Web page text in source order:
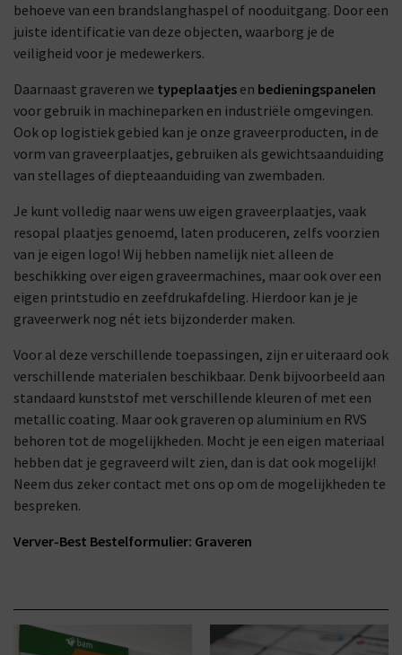
behoeve van een brandslanghaspel of nooduitgang. Door een
juiste identificatie van deze objecten, waarborg je de
veiligheid voor je medewerkers.
Daarnaast graveren we typeplaatjes en bedieningspanelen
voor gebruik in machineparken en industriële omgevingen.
Ook op logistiek gebied kan je onze graveerproducten, in de
vorm van graveerplaatjes, gebruiken als gewichtsaanduiding
van stellages of diepteaanduiding van zwembaden.
Je kunt volledig naar wens uw eigen graveerplaatjes, vaak
resopal plaatjes genoemd, laten produceren, zelfs voorzien
van je eigen logo! Wij hebben namelijk niet alleen de
beschikking over eigen graveermachines, maar ook over een
eigen printstudio en zeefdrukafdeling. Hierdoor kan je je
graveerwerk nog nét iets bijzonderder maken.
Voor al deze verschillende toepassingen, zijn er uiteraard ook
verschillende materialen beschikbaar. Denk bijvoorbeeld aan
standaard kunststof met verschillende kleuren of met een
metallic coating. Maar ook graveren op aluminium en RVS
behoren tot de mogelijkheden. Mocht je een eigen materiaal
hebben dat je gegraveerd wilt zien, dan is dat ook mogelijk!
Neem dus zeker contact met ons op om de mogelijkheden te
bespreken.
Verver-Best Bestelformulier: Graveren